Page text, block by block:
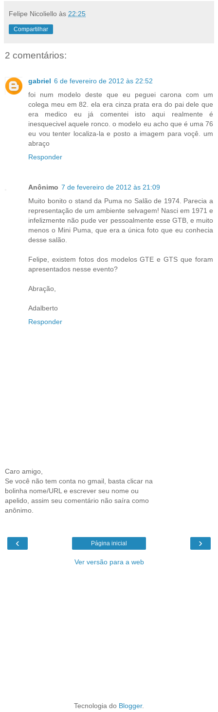
Felipe Nicoliello às 22:25
Compartilhar
2 comentários:
gabriel 6 de fevereiro de 2012 às 22:52
foi num modelo deste que eu peguei carona com um
colega meu em 82. ela era cinza prata era do pai dele que
era medico eu já comentei isto aqui realmente é
inesquecivel aquele ronco. o modelo eu acho que é uma 76
eu vou tenter localiza-la e posto a imagem para voçê. um
abraço
Responder
Anônimo 7 de fevereiro de 2012 às 21:09
Muito bonito o stand da Puma no Salão de 1974. Parecia a
representação de um ambiente selvagem! Nasci em 1971 e
infelizmente não pude ver pessoalmente esse GTB, e muito
menos o Mini Puma, que era a única foto que eu conhecia
desse salão.
Felipe, existem fotos dos modelos GTE e GTS que foram
apresentados nesse evento?
Abração,
Adalberto
Responder
Caro amigo,
Se você não tem conta no gmail, basta clicar na
bolinha nome/URL e escrever seu nome ou
apelido, assim seu comentário não saíra como
anônimo.
‹ ›
Página inicial
Ver versão para a web
Tecnologia do Blogger.